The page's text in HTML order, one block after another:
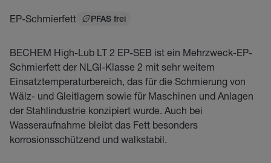
EP-Schmierfett PFAS frei
BECHEM High-Lub LT 2 EP-SEB ist ein Mehrzweck-EP-
Schmierfett der NLGI-Klasse 2 mit sehr weitem
Einsatztemperaturbereich, das für die Schmierung von
Wälz- und Gleitlagern sowie für Maschinen und Anlagen
der Stahlindustrie konzipiert wurde. Auch bei
Wasseraufnahme bleibt das Fett besonders
korrosionsschützend und walkstabil.